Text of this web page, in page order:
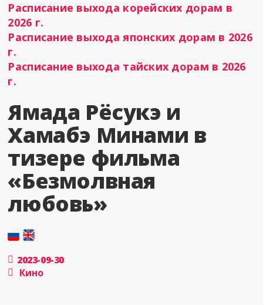
Расписание выхода корейских дорам в
2026 г.
Расписание выхода японских дорам в 2026
г.
Расписание выхода тайских дорам в 2026
г.
Ямада Рёсукэ и
Хамабэ Минами в
тизере фильма
«Безмолвная
любовь»
2023-09-30
Кино